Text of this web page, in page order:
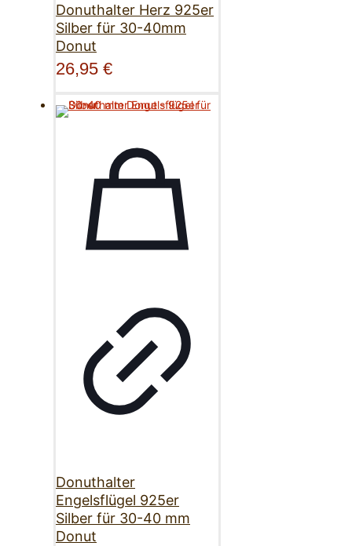
Donuthalter Herz 925er
Silber für 30-40mm
Donut
26,95 €
Donuthalter
Engelsflügel 925er
Silber für 30-40 mm
Donut